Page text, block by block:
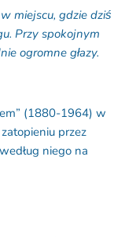
miejscu, gdzie dziś
Przy spokojnym
ogromne głazy.
(1880-1964) w
przez
niego na